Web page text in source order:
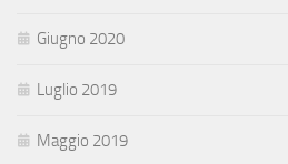
Giugno 2020
Luglio 2019
Maggio 2019